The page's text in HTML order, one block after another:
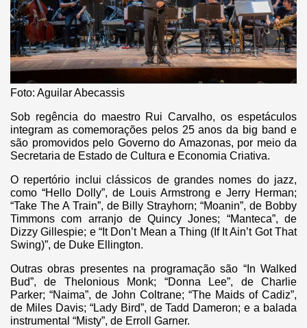
Foto: Aguilar Abecassis
Sob regência do maestro Rui Carvalho, os espetáculos
integram as comemorações pelos 25 anos da big band e
são promovidos pelo Governo do Amazonas, por meio da
Secretaria de Estado de Cultura e Economia Criativa.
O repertório inclui clássicos de grandes nomes do jazz,
como “Hello Dolly”, de Louis Armstrong e Jerry Herman;
“Take The A Train”, de Billy Strayhorn; “Moanin”, de Bobby
Timmons com arranjo de Quincy Jones; “Manteca”, de
Dizzy Gillespie; e “It Don’t Mean a Thing (If It Ain’t Got That
Swing)”, de Duke Ellington.
Outras obras presentes na programação são “In Walked
Bud”, de Thelonious Monk; “Donna Lee”, de Charlie
Parker; “Naima”, de John Coltrane; “The Maids of Cadiz”,
de Miles Davis; “Lady Bird”, de Tadd Dameron; e a balada
instrumental “Misty”, de Erroll Garner.